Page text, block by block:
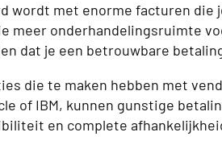
wordt met enorme facturen die
meer onderhandelingsruimte
dat je een betrouwbare
die te maken hebben met
of IBM, kunnen gunstige
en complete